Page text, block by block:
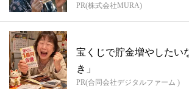
PR(株式会社MURA)
宝くじで貯金増やしたい
き」
PR(合同会社デジタルファーム )